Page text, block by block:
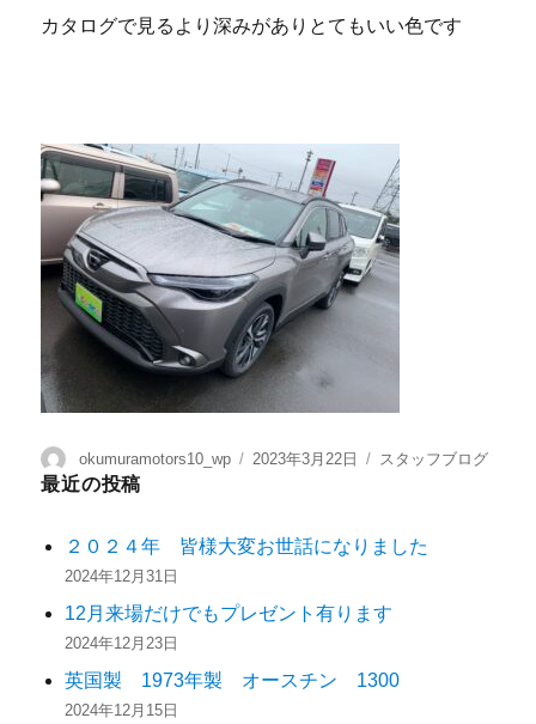
カタログで見るより深みがありとてもいい色です
okumuramotors10_wp 2023年3月22日 スタッフブログ
最近の投稿
２０２４年 皆様大変お世話になりました
2024年12月31日
12月来場だけでもプレゼント有ります
2024年12月23日
英国製 1973年製 オースチン 1300
2024年12月15日